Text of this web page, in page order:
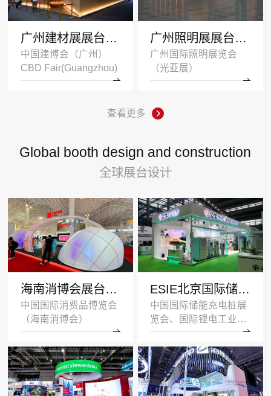
广州建材展展台设计搭建案例-ZMKM芝麻开门
中国建博会（广州）
CBD Fair(Guangzhou)
广州照明展展台搭建案例-国盈光电2024
广州国际照明展览会
（光亚展）
查看更多
Global booth design and construction
全球展台设计
海南消博会展台设计搭建案例-王府井集团-深圳展示设计公司
中国国际消费品博览会
（海南消博会）
ESIE北京国际储能展览会展台设计搭建案例-公牛集团
中国国际储能充电桩展
览会、国际锂电工业展
览会